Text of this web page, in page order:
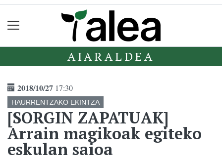
AIARALDEA
2018/10/27 17:30
HAURRENTZAKO EKINTZA
[SORGIN ZAPATUAK]
Arrain magikoak egiteko
eskulan saioa